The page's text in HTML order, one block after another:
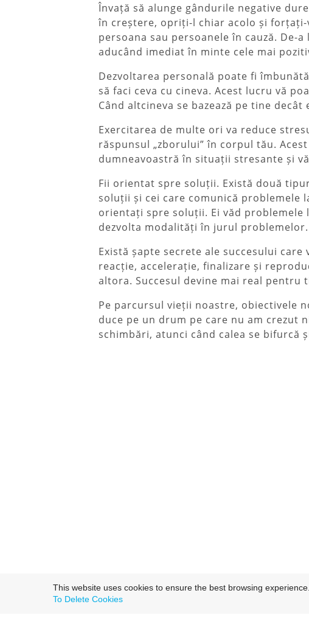
Învață să alunge gândurile negative
în ​​creștere, opriți-l chiar acolo și
persoana sau persoanele în cauză.
aducând imediat în minte cele mai
Dezvoltarea personală poate fi
să faci ceva cu cineva. Acest lucru vă
Când altcineva se bazează pe tine
Exercitarea de multe ori va reduce
răspunsul „zborului” în corpul tău.
dumneavoastră în situații stresante și
Fii orientat spre soluții. Există două
soluții și cei care comunică problemele
orientați spre soluții. Ei văd problemele
dezvolta modalități în jurul problemelor.
Există șapte secrete ale succesului
reacție, accelerație, finalizare și
altora. Succesul devine mai real pentru
Pe parcursul vieții noastre, obiectivele
duce pe un drum pe care nu am crezut
schimbări, atunci când calea se bifurcă
This website uses cookies to ensure the best browsing
To Delete Cookies